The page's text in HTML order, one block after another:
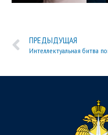
ПРЕДЫДУЩАЯ